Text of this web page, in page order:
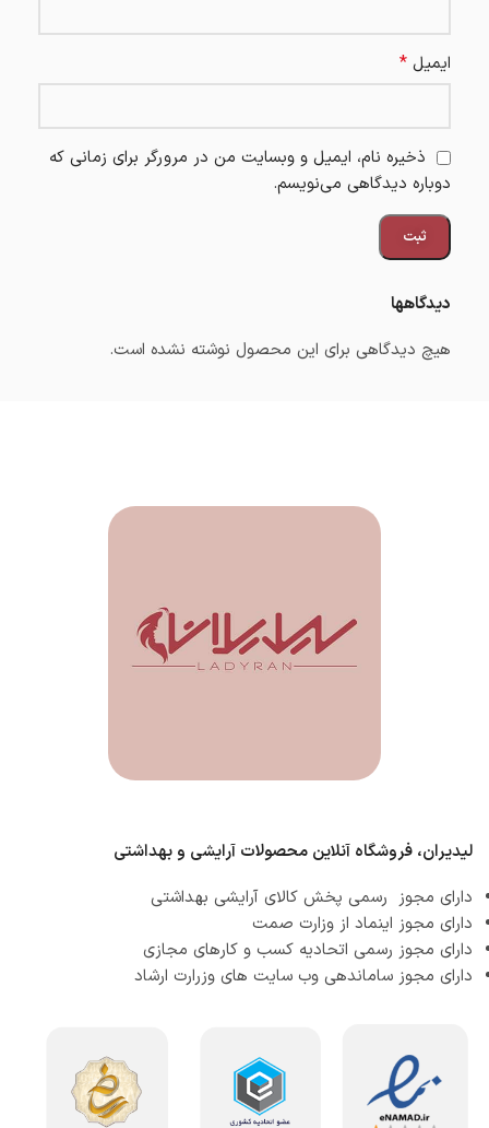
دیدگاهها
هیچ دیدگاهی برای این محصول نوشته نشده است.
ایمیل *
ذخیره نام، ایمیل و وبسایت من در مرورگر برای زمانی که
دوباره دیدگاهی می‌نویسم.
لیدیران، فروشگاه آنلاین محصولات آرایشی و بهداشتی
دارای مجوز رسمی پخش کالای آرایشی بهداشتی
دارای مجوز اینماد از وزارت صمت
دارای مجوز رسمی اتحادیه کسب و کارهای مجازی
دارای مجوز ساماندهی وب سایت های وزرارت ارشاد